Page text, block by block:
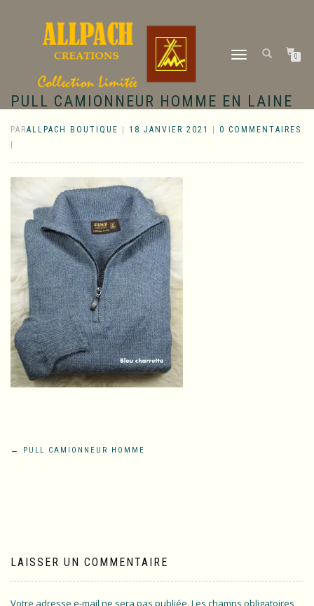
DÉPLIER
0
PULL CAMIONNEUR HOMME EN LAINE
PARALLPACH BOUTIQUE 18 JANVIER 2021
0 COMMENTAIRES
Navigation
← PULL CAMIONNEUR HOMME
LAISSER UN COMMENTAIRE
Votre adresse e-mail ne sera pas publiée. Les champs obligatoires